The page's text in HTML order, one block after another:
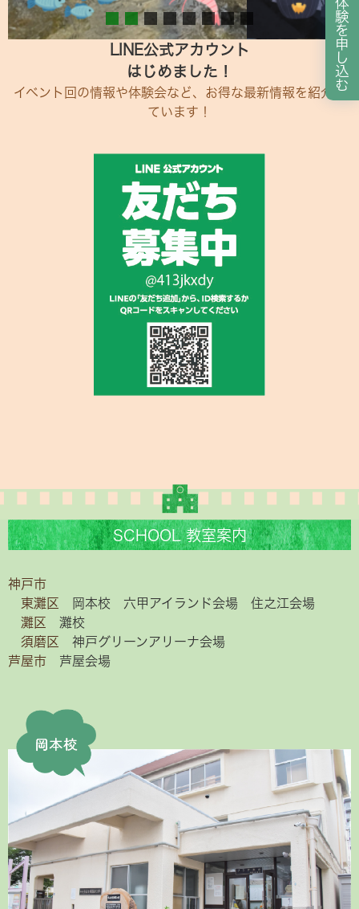
LINE公式アカウント
はじめました！
イベント回の情報や体験会など、お得な最新情報を紹介し
ています！
SCHOOL 教室案内
神戸市
東灘区
岡本校 六甲アイランド会場
住之江会場
灘区 灘校
須磨区 神戸グリーンアリーナ会場
芦屋市 芦屋会場
体
験
を
申
し
込
む